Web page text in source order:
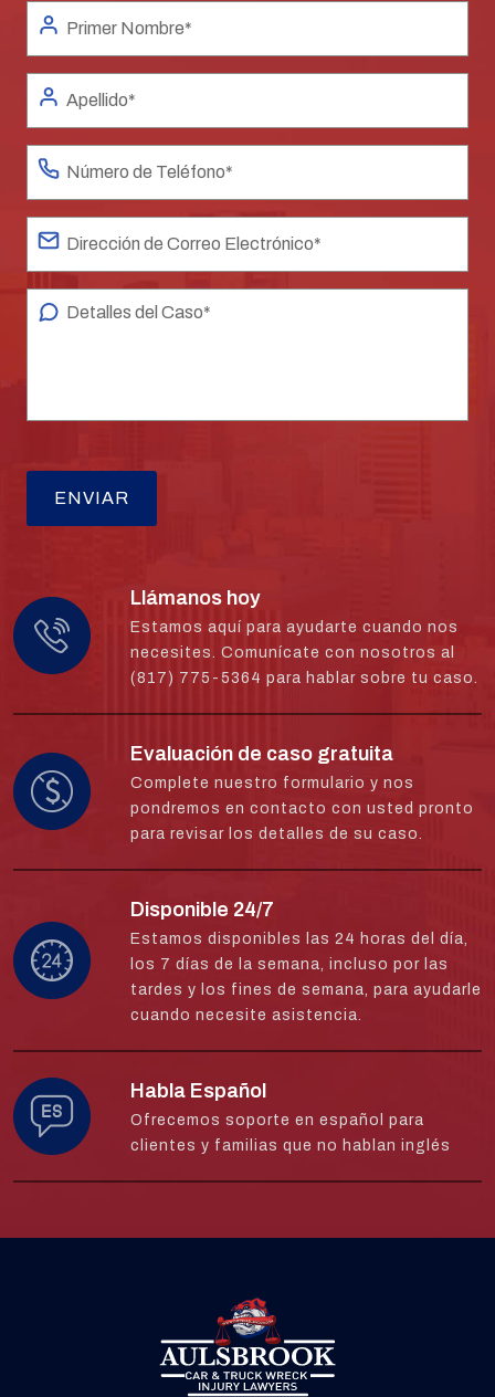
Llámanos hoy
Estamos aquí para ayudarte cuando nos
necesites. Comunícate con nosotros al
(817) 775-5364 para hablar sobre tu caso.
Evaluación de caso gratuita
Complete nuestro formulario y nos
pondremos en contacto con usted pronto
para revisar los detalles de su caso.
Disponible 24/7
Estamos disponibles las 24 horas del día,
los 7 días de la semana, incluso por las
tardes y los fines de semana, para ayudarle
cuando necesite asistencia.
Habla Español
Ofrecemos soporte en español para
clientes y familias que no hablan inglés